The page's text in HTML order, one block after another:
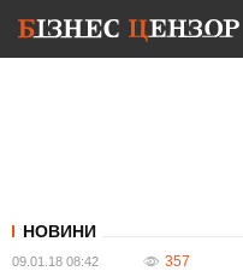
НОВИНИ
09.01.18 08:42 357